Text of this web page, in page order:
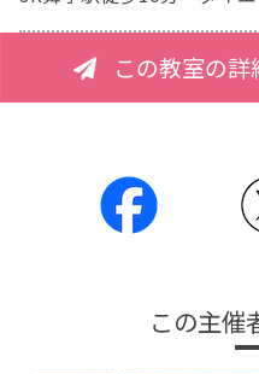
この教室の詳
この主催